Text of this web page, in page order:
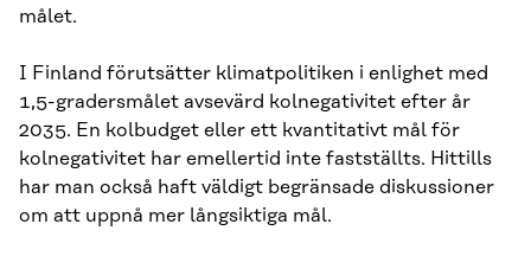
målet.
I Finland förutsätter klimatpolitiken i enlighet med
1,5-gradersmålet avsevärd kolnegativitet efter år
2035. En kolbudget eller ett kvantitativt mål för
kolnegativitet har emellertid inte fastställts. Hittills
har man också haft väldigt begränsade diskussioner
om att uppnå mer långsiktiga mål.